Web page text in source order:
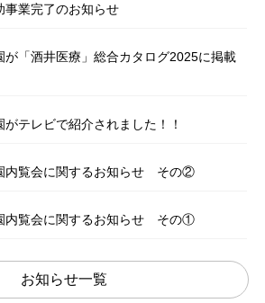
事業完了のお知らせ
が「酒井医療」総合カタログ2025に掲載
がテレビで紹介されました！！
内覧会に関するお知らせ その②
内覧会に関するお知らせ その①
お知らせ一覧